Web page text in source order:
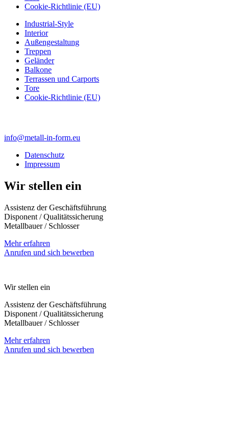
Cookie-Richtlinie (EU)
Industrial-Style
Interior
Außengestaltung
Treppen
Geländer
Balkone
Terrassen und Carports
Tore
Cookie-Richtlinie (EU)
info@metall-in-form.eu
Datenschutz
Impressum
Wir stellen ein
Assistenz der Geschäftsführung
Disponent / Qualitätssicherung
Metallbauer / Schlosser
Mehr erfahren
Anrufen und sich bewerben
Wir stellen ein
Assistenz der Geschäftsführung
Disponent / Qualitätssicherung
Metallbauer / Schlosser
Mehr erfahren
Anrufen und sich bewerben